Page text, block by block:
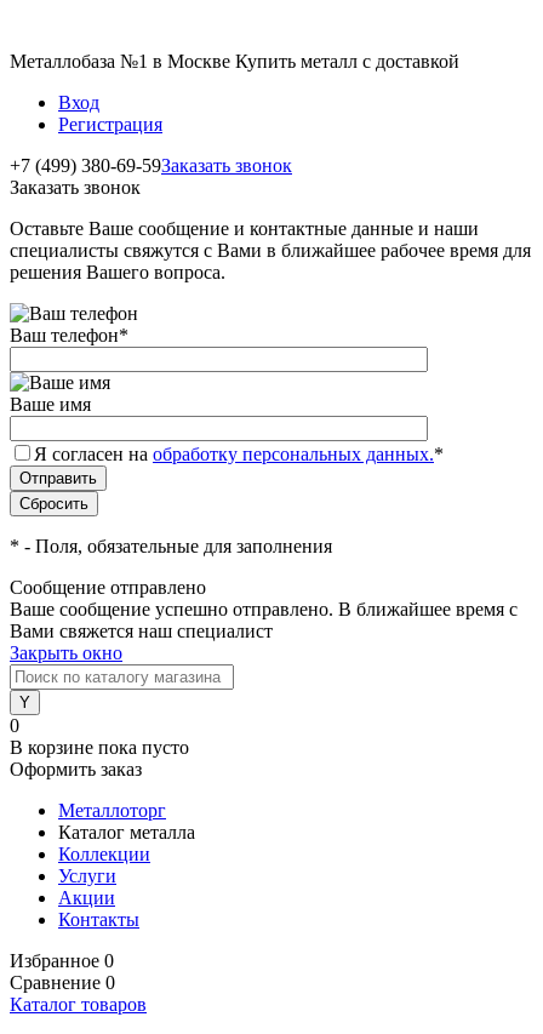
Металлобаза №1 в Москве Купить металл с доставкой
Вход
Регистрация
+7 (499) 380-69-59Заказать звонок
Заказать звонок
Оставьте Ваше сообщение и контактные данные и наши
специалисты свяжутся с Вами в ближайшее рабочее время для
решения Вашего вопроса.
Ваш телефон*
Ваше имя
Я согласен на обработку персональных данных.*
* - Поля, обязательные для заполнения
Сообщение отправлено
Ваше сообщение успешно отправлено. В ближайшее время с
Вами свяжется наш специалист
Закрыть окно
0
В корзине пока пусто
Оформить заказ
Металлоторг
Каталог металла
Коллекции
Услуги
Акции
Контакты
Избранное 0
Сравнение 0
Каталог товаров